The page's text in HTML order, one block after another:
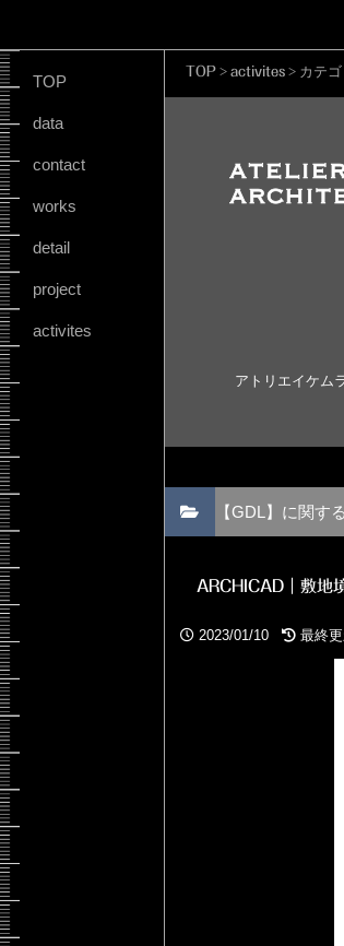
TOP
data
contact
works
detail
project
activites
TOP > activites > カテ
アトリエイケム
【GDL】に関す
ARCHICAD｜敷地
2023/01/10 最終